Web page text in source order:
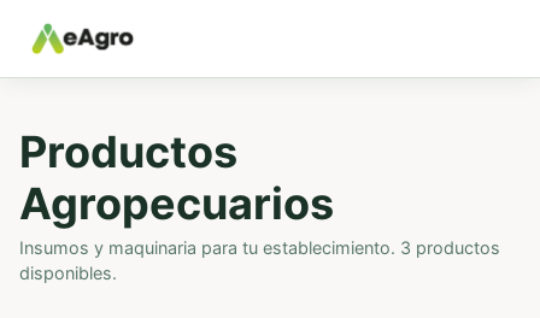
Productos
Agropecuarios
Insumos y maquinaria para tu establecimiento. 3 productos
disponibles.